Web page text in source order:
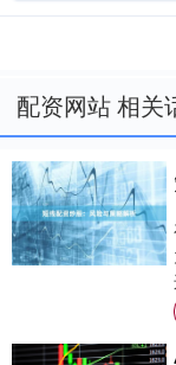
配资网站 相关